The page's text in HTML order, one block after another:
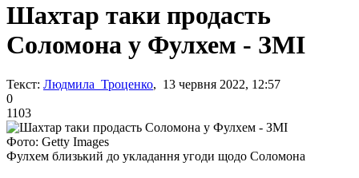
Шахтар таки продасть
Соломона у Фулхем - ЗМІ
Текст: Людмила Троценко, 13 червня 2022, 12:57
0
1103
Фото: Getty Images
Фулхем близький до укладання угоди щодо Соломона